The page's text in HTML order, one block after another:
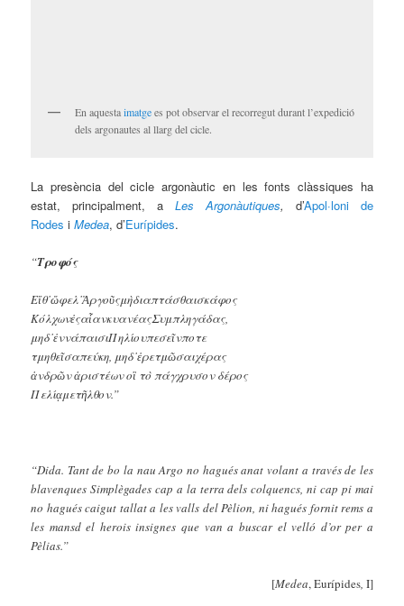
En aquestaimatgees pot observar el recorregut durant l’expedició
dels argonautes al llarg del cicle.
La presència del cicle argonàutic en les fonts clàssiques ha
estat, principalment, a Les Argonàutiques, d’Apol·loni de
Rodes iMedea, d’Eurípides.
“Τροφός
Εἴθ᾽ὤφελ᾽Ἀργοῦςμὴδιαπτάσθαισκάφος
ΚόλχωνἐςαἶανκυανέαςΣυμπληγάδας,
μηδ᾽ἐννάπαισιΠηλίουπεσεῖνποτε
τμηθεῖσαπεύκη, μηδ᾽ἐρετμῶσαιχέρας
ἀνδρῶν ἀριστέων οἳ τὸ πάγχρυσον δέρος
Πελίᾳμετῆλθον.”
“Dida. Tant de bo la nau Argo no hagués anat volant a través de les
blavenques Simplègades cap a la terra dels colquencs, ni cap pi mai
no hagués caigut tallat a les valls del Pèlion, ni hagués fornit rems a
les mansd el herois insignes que van a buscar el velló d’or per a
Pèlias.”
[Medea,Eurípides, I]